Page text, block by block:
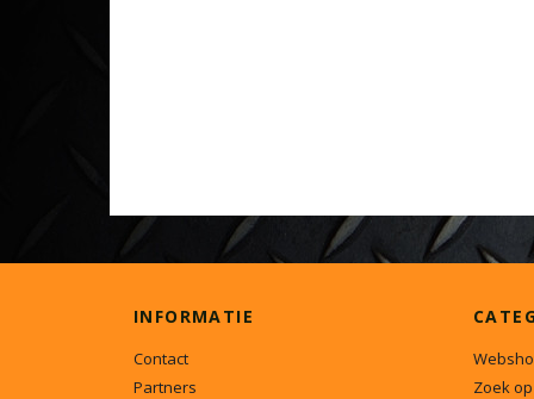
INFORMATIE
Contact
Partners
Zoek